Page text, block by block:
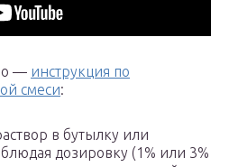
— инструкция по
смеси:
в бутылку или
дозировку (1% или 3%